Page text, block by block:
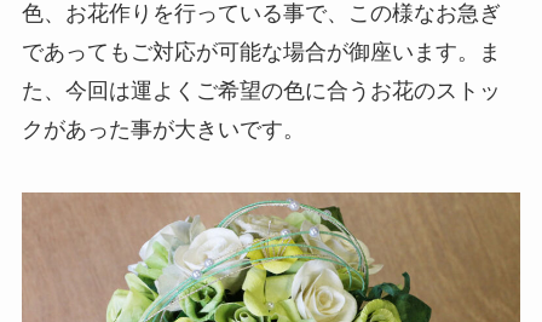
色、お花作りを行っている事で、この様なお急ぎ
であってもご対応が可能な場合が御座います。ま
た、今回は運よくご希望の色に合うお花のストッ
クがあった事が大きいです。